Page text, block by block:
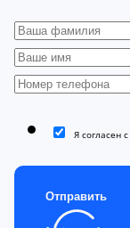
Я согласен с
Отправить